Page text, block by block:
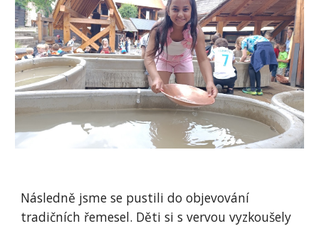
Následně jsme se pustili do objevování
tradičních řemesel. Děti si s vervou vyzkoušely